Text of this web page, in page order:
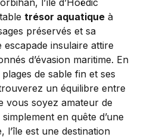
l’île d’Hoëdic
trésor aquatique à
préservés et sa
insulaire attire
d’évasion maritime. En
de sable fin et ses
un équilibre entre
vous soyez amateur de
en quête d’une
l’île est une destination